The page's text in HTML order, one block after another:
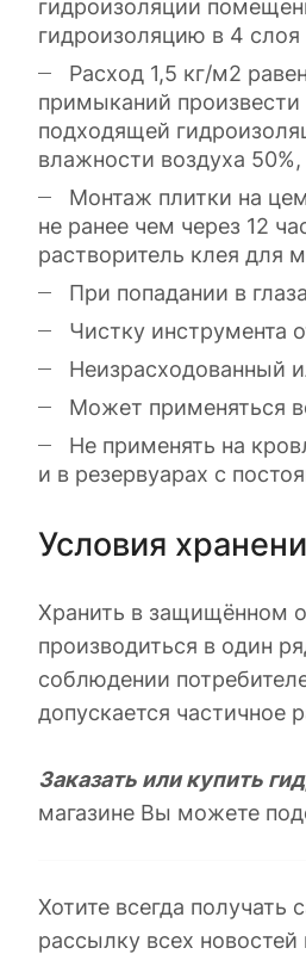
гидроизоляции
гидроизоляцию в 4 слоя
Расход 1,5 кг/м2
примыканий
подходящей
влажности воздуха
Монтаж плитки на
не ранее чем через 12
растворитель клея для
При попадании в
Чистку инструмента
Неизрасходованный
Может применяться
Не применять на
и в резервуарах с
Условия
Хранить в защищённом
производиться в один
соблюдении
допускается частичное
Заказать или купить
магазине Вы можете
Хотите всегда
рассылку всех новостей